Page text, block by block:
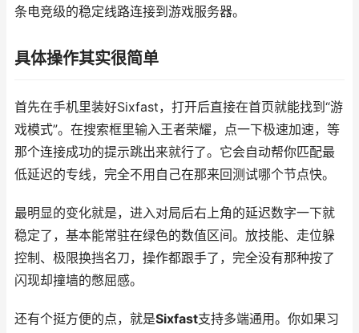
条电竞级的稳定线路连接到游戏服务器。
具体操作其实很简单
首先在手机里装好Sixfast，打开后直接在首页就能找到“游
戏模式”。在搜索框里输入王者荣耀，点一下极速加速，等
那个连接成功的提示跳出来就行了。它会自动帮你匹配最
低延迟的专线，完全不用自己在那来回测试哪个节点快。
最明显的变化就是，进入对局后右上角的延迟数字一下就
稳定了，基本能常驻在绿色的数值区间。放技能、走位躲
控制、极限换挡名刀，操作都跟手了，完全没有那种按了
闪现却撞墙的憋屈感。
还有个挺方便的点，就是Sixfast支持多端通用。你如果习